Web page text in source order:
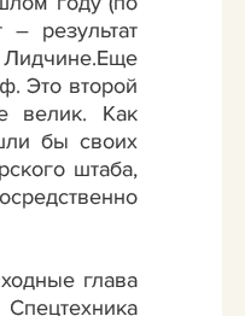
результат
Это второй
велик. Как
бы своих
штаба,
глава